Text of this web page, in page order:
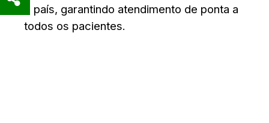
o país, garantindo atendimento de ponta a
todos os pacientes.